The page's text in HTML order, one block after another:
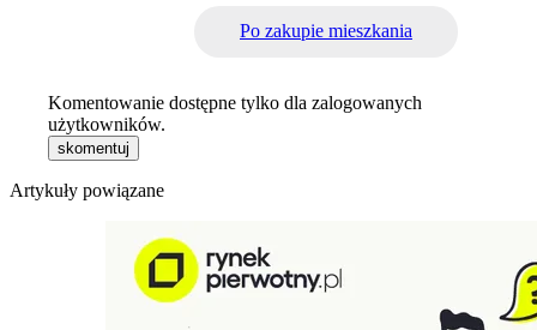
Po zakupie mieszkania
Komentowanie dostępne tylko dla zalogowanych
użytkowników.
skomentuj
Artykuły powiązane